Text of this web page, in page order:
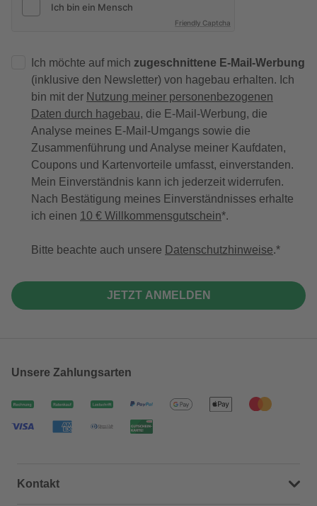
Friendly Captcha
Ich möchte auf mich zugeschnittene E-Mail-Werbung
(inklusive den Newsletter) von hagebau erhalten. Ich
bin mit der Nutzung meiner personenbezogenen
Daten durch hagebau, die E-Mail-Werbung, die
Analyse meines E-Mail-Umgangs sowie die
Zusammenführung und Analyse meiner Kaufdaten,
Coupons und Kartenvorteile umfasst, einverstanden.
Mein Einverständnis kann ich jederzeit widerrufen.
Nach Bestätigung meines Einverständnisses erhalte
ich einen 10 € Willkommensgutschein*.
Bitte beachte auch unsere Datenschutzhinweise.
JETZT ANMELDEN
Unsere Zahlungsarten
Kontakt